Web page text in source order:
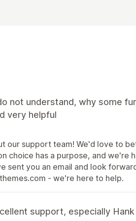
not understand, why some
very helpful
our support team! We'd love to
choice has a purpose, and we're
sent you an email and look
- we're here to help.
support, especially